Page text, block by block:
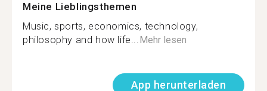
Meine Lieblingsthemen
Music, sports, economics, technology,
philosophy and how life...Mehr lesen
App herunterladen